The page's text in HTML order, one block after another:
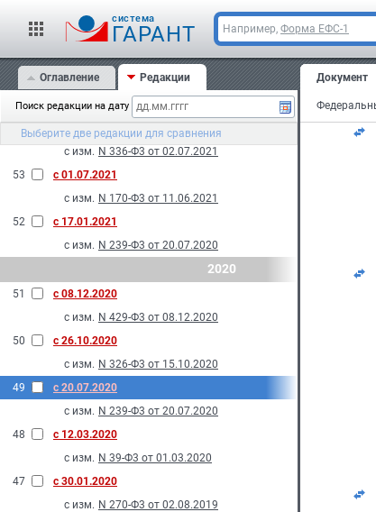
cистема
ГАРАНТ Например, Форма ЕФС-1
Оглавление Редакции
Поиск редакции на дату
Выберите две редакции для сравнения
2021
с 30.12.2021
с изм. N 336-Ф3 от 02.07.2021
55
с 21.07.2021
с изм. N 239-Ф3 от 20.07.2020
54
с 02.07.2021
с изм. N 336-Ф3 от 02.07.2021
53
с 01.07.2021
с изм. N 170-Ф3 от 11.06.2021
52
с 17.01.2021
с изм. N 239-Ф3 от 20.07.2020
2020
51
с 08.12.2020
с изм. N 429-Ф3 от 08.12.2020
50
с 26.10.2020
с изм. N 326-Ф3 от 15.10.2020
49
с 20.07.2020
с изм. N 239-Ф3 от 20.07.2020
48
с 12.03.2020
с изм. N 39-Ф3 от 01.03.2020
47
с 30.01.2020
с изм. N 270-Ф3 от 02.08.2019
Документ